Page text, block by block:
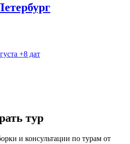
+8 дат
тур
и консультации по турам от